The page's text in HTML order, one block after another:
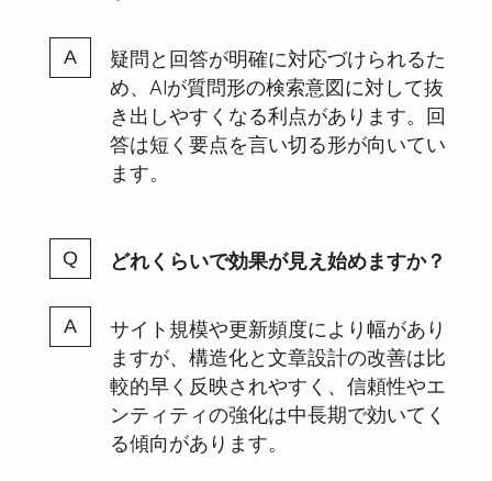
疑問と回答が明確に対応づけられるた
め、AIが質問形の検索意図に対して抜
き出しやすくなる利点があります。回
答は短く要点を言い切る形が向いてい
ます。
どれくらいで効果が見え始めますか？
サイト規模や更新頻度により幅があり
ますが、構造化と文章設計の改善は比
較的早く反映されやすく、信頼性やエ
ンティティの強化は中長期で効いてく
る傾向があります。